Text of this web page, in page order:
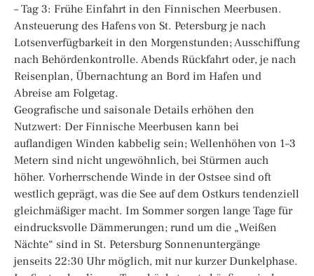
– Tag 3: Frühe Einfahrt in den Finnischen Meerbusen.
Ansteuerung des Hafens von St. Petersburg je nach
Lotsenverfügbarkeit in den Morgenstunden; Ausschiffung
nach Behördenkontrolle. Abends Rückfahrt oder, je nach
Reisenplan, Übernachtung an Bord im Hafen und
Abreise am Folgetag.
Geografische und saisonale Details erhöhen den
Nutzwert: Der Finnische Meerbusen kann bei
auflandigen Winden kabbelig sein; Wellenhöhen von 1–3
Metern sind nicht ungewöhnlich, bei Stürmen auch
höher. Vorherrschende Winde in der Ostsee sind oft
westlich geprägt, was die See auf dem Ostkurs tendenziell
gleichmäßiger macht. Im Sommer sorgen lange Tage für
eindrucksvolle Dämmerungen; rund um die „Weißen
Nächte“ sind in St. Petersburg Sonnenuntergänge
jenseits 22:30 Uhr möglich, mit nur kurzer Dunkelphase.